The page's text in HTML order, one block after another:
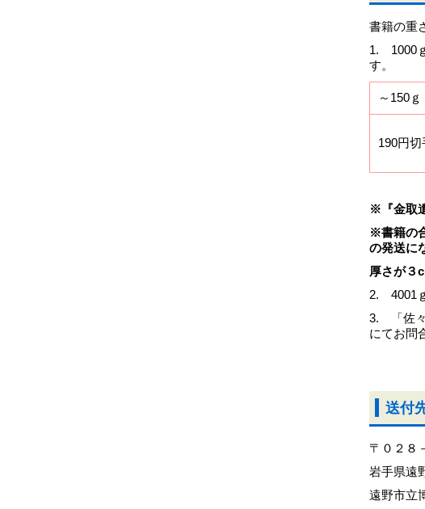
書籍の重
1. 1000
す。
～150ｇ
190円切
※『金取
※書籍の
の発送に
厚さが３
2. 4001
3. 「佐々
にてお問
送付
〒０２８
岩手県遠
遠野市立